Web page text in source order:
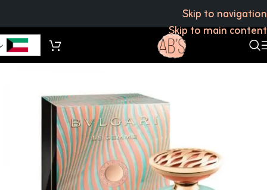
Skip to navigation
Skip to main content